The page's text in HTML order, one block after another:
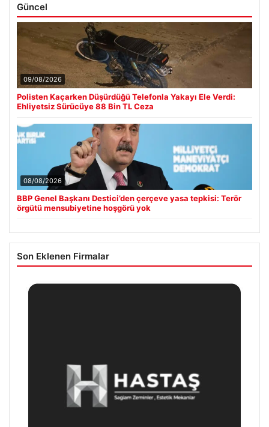
Güncel
09/08/2026
Polisten Kaçarken Düşürdüğü Telefonla Yakayı Ele Verdi:
Ehliyetsiz Sürücüye 88 Bin TL Ceza
08/08/2026
BBP Genel Başkanı Destici’den çerçeve yasa tepkisi: Terör
örgütü mensubiyetine hoşgörü yok
Son Eklenen Firmalar